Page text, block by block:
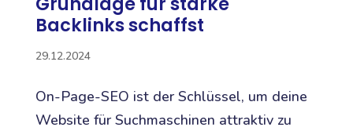
Backlinks schaffst
29.12.2024
On-Page-SEO ist der Schlüssel, um deine
Website für Suchmaschinen attraktiv zu